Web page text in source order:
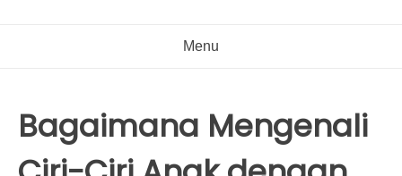
Menu
Bagaimana Mengenali